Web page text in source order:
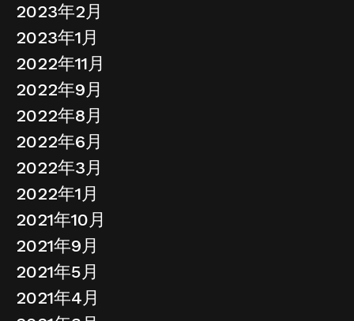
2023年2月
2023年1月
2022年11月
2022年9月
2022年8月
2022年6月
2022年3月
2022年1月
2021年10月
2021年9月
2021年5月
2021年4月